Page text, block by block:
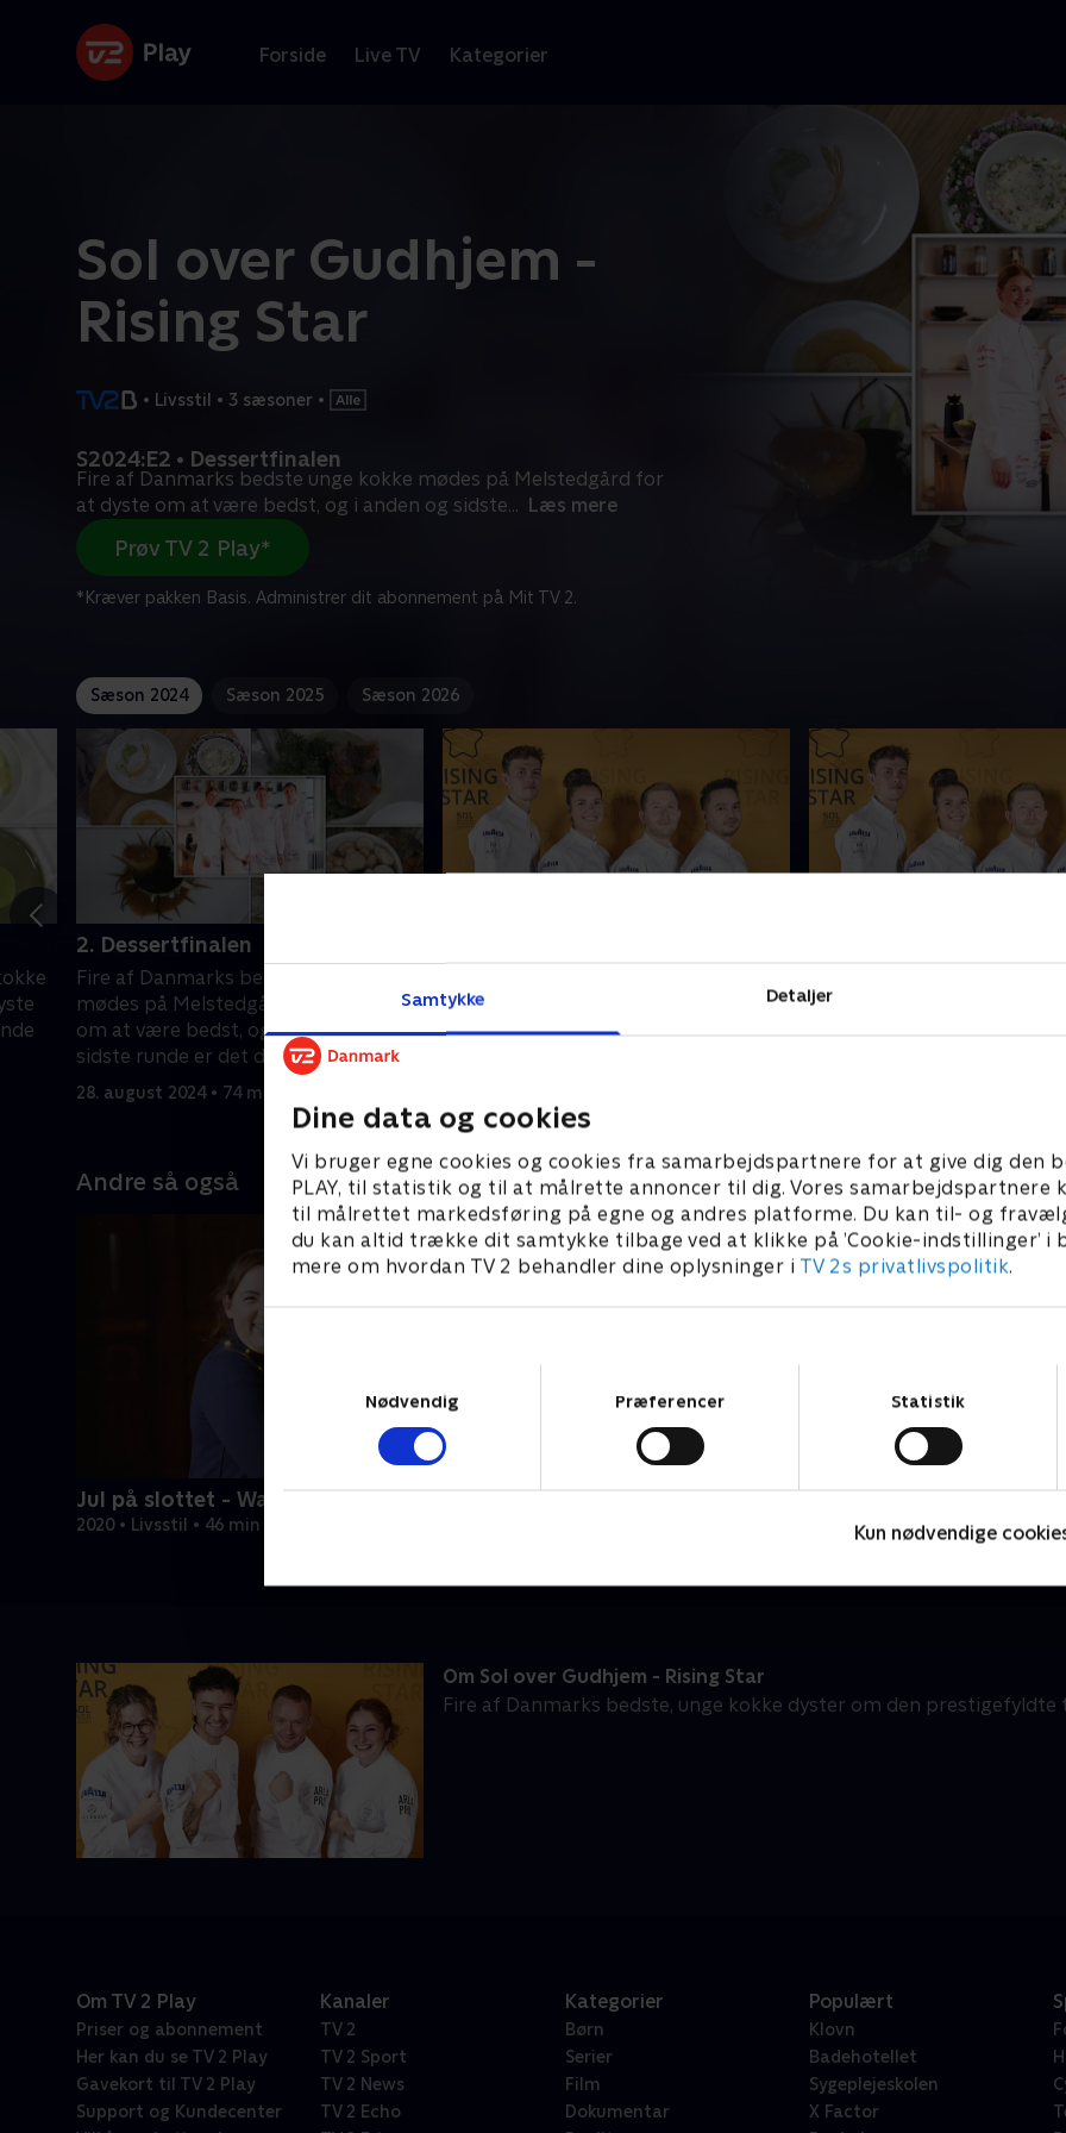
Samtykke Detaljer
Dine data og cookies
Vi bruger egne cookies og cookies fra samarbejdspartnere for at give dig den
PLAY, til statistik og til at målrette annoncer til dig. Vores samarbejdspartnere
til målrettet markedsføring på egne og andres platforme. Du kan til- og
du kan altid trække dit samtykke tilbage ved at klikke på ’Cookie-indstillinger’ i
mere om hvordan TV 2 behandler dine oplysninger i TV 2s privatlivspolitik.
Nødvendig
Præferencer Statistik
Kun nødvendige
Forside Live TV Kategorier
Sol over Gudhjem -
Rising Star
• Livsstil • 3 sæsoner •
S2024:E2 • Dessertfinalen
Fire af Danmarks bedste unge kokke mødes på Melstedgård for
at dyste om at være bedst, og i anden og sidste... Læs mere
Prøv TV 2 Play*
*Kræver pakken Basis. Administrer dit abonnement på Mit TV 2.
Sæson 2024 Sæson 2025 Sæson 2026
2. Dessertfinalen
Fire af Danmarks bedste unge kokke
mødes på Melstedgård for at dyste
om at være bedst, og i anden og
sidste runde er det desserter, der
dystes i
28. august 2024 • 74 min
intens kulinarisk dyst. Vi følger fire af
landets mest lovende unge kokke, når
Bunk Pedersen fra Bistro Boheme,
Kristoffer Madsen fra Molskroen,
Peter Gyldenkærne fra Svinkløv
Badehotel og Andreas Kéke
Thorvaldsen fra Fakkelgården. .
intens kulinarisk dyst. Vi
Peter Gyldenkærne fra
Badehotel og Andreas Kéke
Thorvaldsen fra
Andre så også
Jul på slottet - Warwick
2020 • Livsstil • 46 min
Om Sol over Gudhjem - Rising Star
Fire af Danmarks bedste, unge kokke dyster om den prestigefyldte
Om TV 2 Play
Priser og abonnement
Her kan du se TV 2 Play
Gavekort til TV 2 Play
Support og Kundecenter
Kanaler
TV 2
TV 2 Sport
TV 2 News
TV 2 Echo
Kategorier
Børn
Serier
Film
Dokumentar
Populært
Klovn
Badehotellet
Sygeplejeskolen
X Factor